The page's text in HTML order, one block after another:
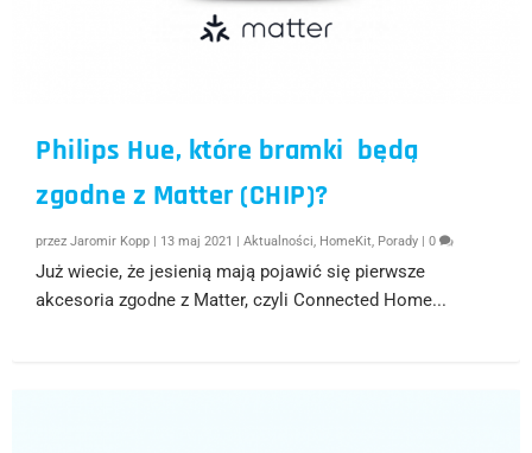
Philips Hue, które bramki będą
zgodne z Matter (CHIP)?
przezJaromir Kopp 13 maj 2021 |Aktualności, HomeKit, Porady |0
Już wiecie, że jesienią mają pojawić się pierwsze
akcesoria zgodne z Matter, czyli Connected Home...